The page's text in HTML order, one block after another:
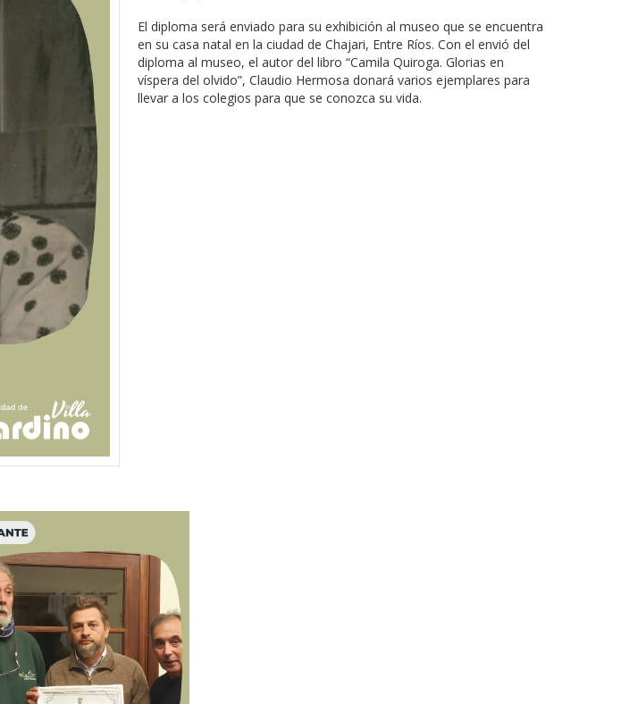
El diploma será enviado para su exhibición al museo que se encuentra
en su casa natal en la ciudad de Chajari, Entre Ríos. Con el envió del
diploma al museo, el autor del libro “Camila Quiroga. Glorias en
víspera del olvido”, Claudio Hermosa donará varios ejemplares para
llevar a los colegios para que se conozca su vida.